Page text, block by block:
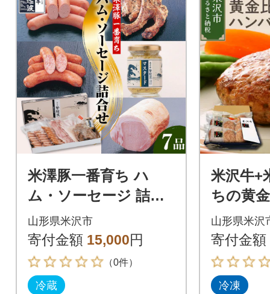
米澤豚一番育ち ハ
ム・ソーセージ 詰合
せセット
山形県米沢市
寄付金額 15,000円
（0件）
冷蔵
米沢牛+
ちの黄
ーグス
個入り
山形県米沢
寄付金額
冷凍